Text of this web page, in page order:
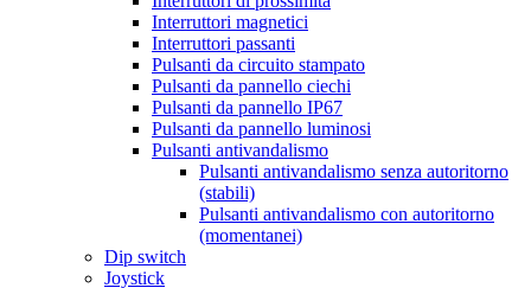
Interruttori magnetici
Interruttori passanti
Pulsanti da circuito stampato
Pulsanti da pannello ciechi
Pulsanti da pannello IP67
Pulsanti da pannello luminosi
Pulsanti antivandalismo
Pulsanti antivandalismo senza autoritorno
(stabili)
Pulsanti antivandalismo con autoritorno
(momentanei)
Dip switch
Joystick